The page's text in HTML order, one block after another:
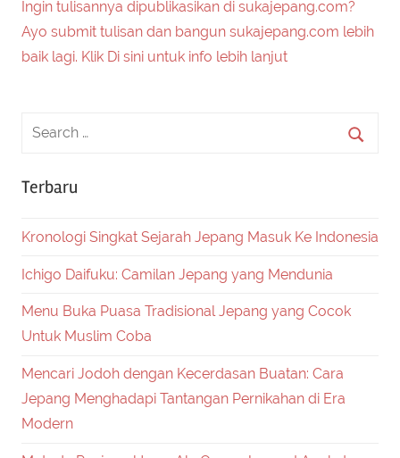
Ingin tulisannya dipublikasikan di sukajepang.com?
Ayo submit tulisan dan bangun sukajepang.com lebih
baik lagi. Klik Di sini untuk info lebih lanjut
Terbaru
Kronologi Singkat Sejarah Jepang Masuk Ke Indonesia
Ichigo Daifuku: Camilan Jepang yang Mendunia
Menu Buka Puasa Tradisional Jepang yang Cocok
Untuk Muslim Coba
Mencari Jodoh dengan Kecerdasan Buatan: Cara
Jepang Menghadapi Tantangan Pernikahan di Era
Modern